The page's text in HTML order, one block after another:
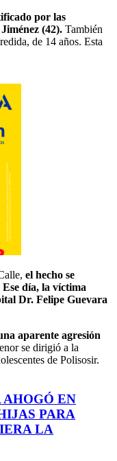
por las
(42). También
de 14 años. Esta
el hecho se
día, la víctima
Dr. Felipe Guevara
aparente agresión
se dirigió a la
de Polisosir.
EN
PARA
LA